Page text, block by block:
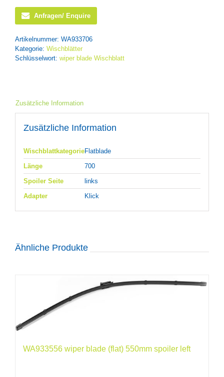
Anfragen/ Enquire
Artikelnummer: WA933706
Kategorie: Wischblätter
Schlüsselwort: wiper blade Wischblatt
Zusätzliche Information
Zusätzliche Information
WischblattkategorieFlatblade
Länge
700
Spoiler Seite
links
Adapter
Klick
Ähnliche Produkte
WA933556 wiper blade (flat) 550mm spoiler left